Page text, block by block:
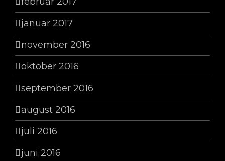
januar 2017
november 2016
oktober 2016
september 2016
august 2016
juli 2016
juni 2016